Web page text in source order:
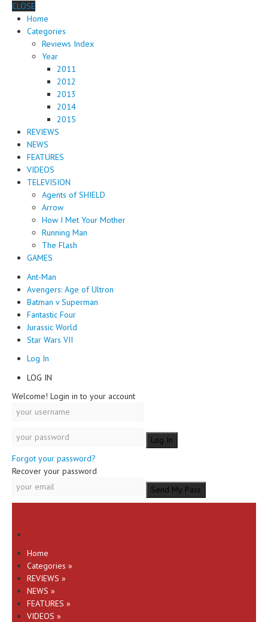
CLOSE
Home
Categories
Reviews Index
Year
2011
2012
2013
2014
2015
REVIEWS
NEWS
FEATURES
VIDEOS
TELEVISION
Agents of SHIELD
Arrow
How I Met Your Mother
Running Man
The Flash
GAMES
Ant-Man
Avengers: Age of Ultron
Batman v Superman
Fantastic Four
Jurassic World
Star Wars VII
Log In
LOG IN
Welcome! Login in to your account
Forgot your password?
Recover your password
Home
Categories »
REVIEWS »
NEWS »
FEATURES »
VIDEOS »